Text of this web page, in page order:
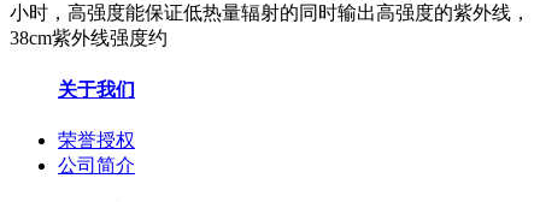
小时，高强度能保证低热量辐射的同时输出高强度的紫外线，
38cm紫外线强度约
关于我们
荣誉授权
公司简介